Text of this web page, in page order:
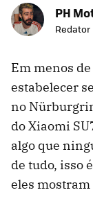
PH
Redator
Em menos
estabelecer
no
do Xiaomi
algo que
de tudo, isso
eles